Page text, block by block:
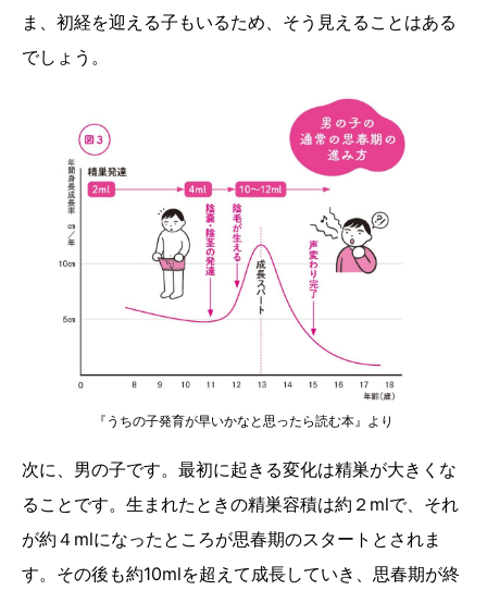
ま、初経を迎える子もいるため、そう見えることはある
でしょう。
『うちの子発育が早いかなと思ったら読む本』より
次に、男の子です。最初に起きる変化は精巣が大きくな
ることです。生まれたときの精巣容積は約２mlで、それ
が約４mlになったところが思春期のスタートとされま
す。その後も約10mlを超えて成長していき、思春期が終